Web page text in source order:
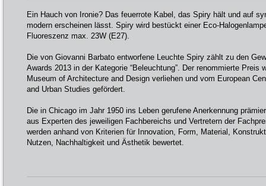
Ein Hauch von Ironie? Das feuerrote Kabel, das Spiry hält und auf
modern erscheinen lässt. Spiry wird bestückt einer Eco-
Fluoreszenz max. 23W (E27).
Die von Giovanni Barbato entworfene Leuchte Spiry zählt zu den
Awards 2013 in der Kategorie “Beleuchtung”. Der renommierte Preis
Museum of Architecture and Design verliehen und vom European
and Urban Studies gefördert.
Die in Chicago im Jahr 1950 ins Leben gerufene Anerkennung
aus Experten des jeweiligen Fachbereichs und Vertretern der
werden anhand von Kriterien für Innovation, Form, Material,
Nutzen, Nachhaltigkeit und Ästhetik bewertet.